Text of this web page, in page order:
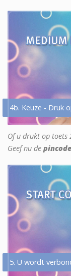
4b. Keuze - Druk
Of u drukt op toets
Geef nu de
5. U wordt